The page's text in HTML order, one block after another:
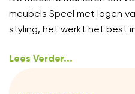
meubels Speel met lagen
styling, het werkt het best
Lees Verder...